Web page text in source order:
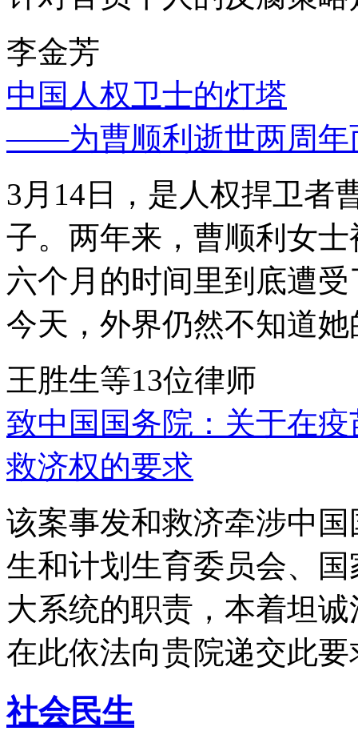
李金芳
中国人权卫士的灯塔
——为曹顺利逝世两周年
3月14日，是人权捍卫者
子。两年来，曹顺利女
六个月的时间里到底遭
今天，外界仍然不知道
王胜生等13位律师
致中国国务院：关于在
救济权的要求
该案事发和救济牵涉中
生和计划生育委员会、
大系统的职责，本着坦
在此依法向贵院递交此要
社会民生